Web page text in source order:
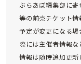
ぶらあぼ編集部に
等の前売チケット
予定が変更になる
際には主催者情報な
情報は随時追加更新